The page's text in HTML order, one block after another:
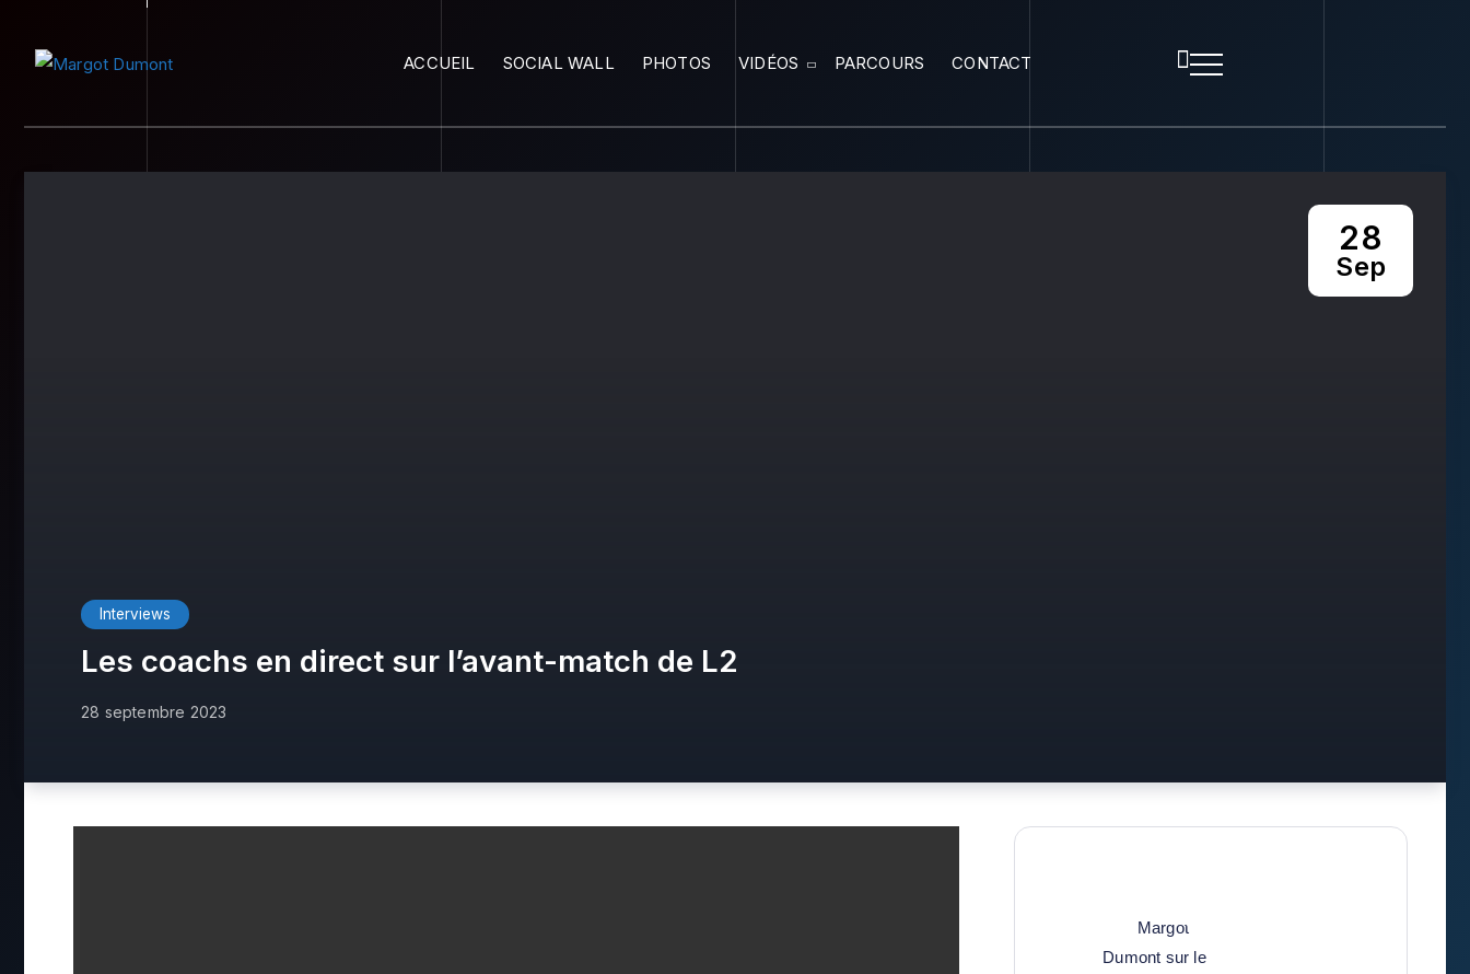
ACCUEIL SOCIAL WALL PHOTOS VIDÉOS PARCOURS CONTACT
28
Sep
Interviews
Les coachs en direct sur l’avant-match de L2
28 septembre 2023